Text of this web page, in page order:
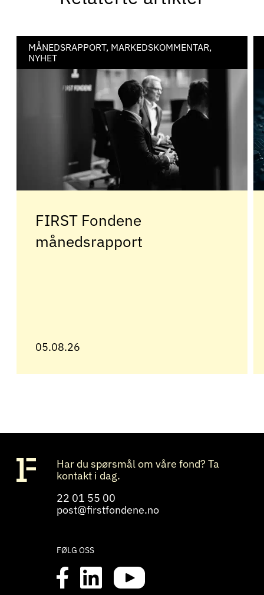
MÅNEDSRAPPORT, MARKEDSKOMMENTAR,
NYHET
FIRST Fondene
månedsrapport
05.08.26
Har du spørsmål om våre fond? Ta
kontakt i dag.
22 01 55 00
post@firstfondene.no
FØLG OSS